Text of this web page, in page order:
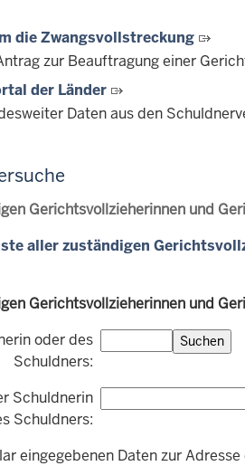
die Zwangsvollstreckung
zur Beauftragung einer
der Länder
Daten aus den
Gerichtsvollzieherinnen und
aller zuständigen
Gerichtsvollzieherinnen und
oder des
Schuldners:
Schuldnerin
Schuldners:
eingegebenen Daten zur